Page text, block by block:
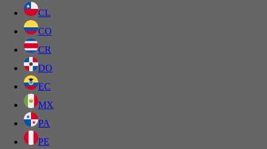
CL
CO
CR
DO
EC
MX
PA
PE